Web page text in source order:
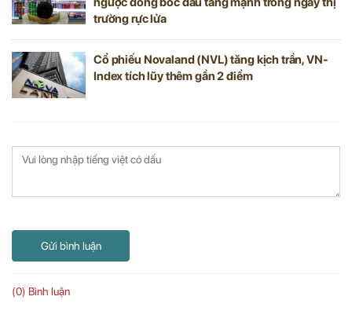
trường rực lửa
Cổ phiếu Novaland (NVL) tăng kịch trần, VN-
Index tích lũy thêm gần 2 điểm
Gửi bình luận
(0) Bình luận